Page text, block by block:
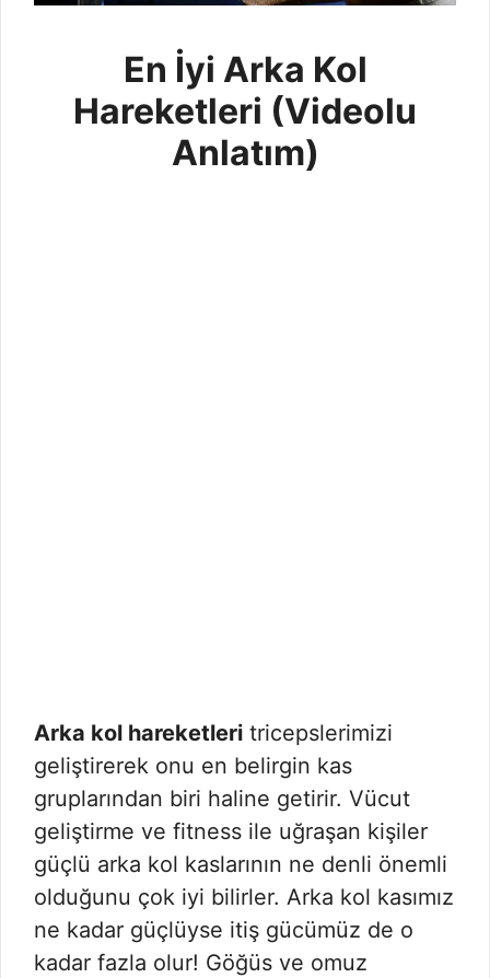
En İyi Arka Kol
Hareketleri (Videolu
Anlatım)
Arka kol hareketleri tricepslerimizi
geliştirerek onu en belirgin kas
gruplarından biri haline getirir. Vücut
geliştirme ve fitness ile uğraşan kişiler
güçlü arka kol kaslarının ne denli önemli
olduğunu çok iyi bilirler. Arka kol kasımız
ne kadar güçlüyse itiş gücümüz de o
kadar fazla olur! Göğüs ve omuz